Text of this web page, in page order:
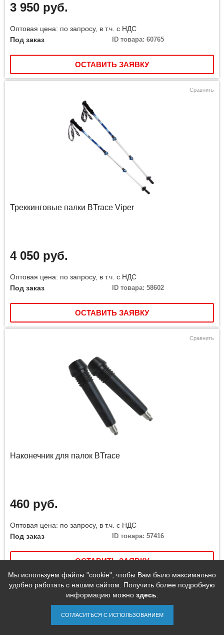
3 950 руб.
Оптовая цена: по запросу, в т.ч. с НДС
Под заказ
ID товара: 60765
ОСТАВИТЬ ЗАЯВКУ
Сравнить
Треккинговые палки BTrace Viper
4 050 руб.
Оптовая цена: по запросу, в т.ч. с НДС
Под заказ
ID товара: 58602
ОСТАВИТЬ ЗАЯВКУ
Сравнить
Наконечник для палок BTrace
460 руб.
Оптовая цена: по запросу, в т.ч. с НДС
Под заказ
ID товара: 57416
ОСТАВИТЬ ЗАЯВКУ
Сравнить
Мы используем файлы "cookie", чтобы Вам было максимально
удобно работать с нашим сайтом. Получить более подробную
информацию можно здесь
СОГЛАСИТЬСЯ С ИСПОЛЬЗОВАНИЕМ